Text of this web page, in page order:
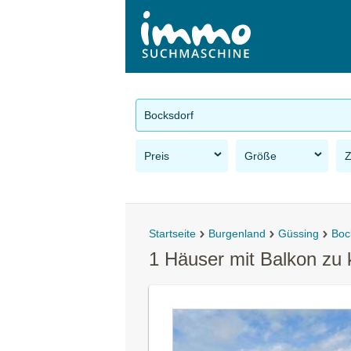
Bocksdorf
Preis Größe
Startseite Burgenland Güssing
1 Häuser mit Balkon zu